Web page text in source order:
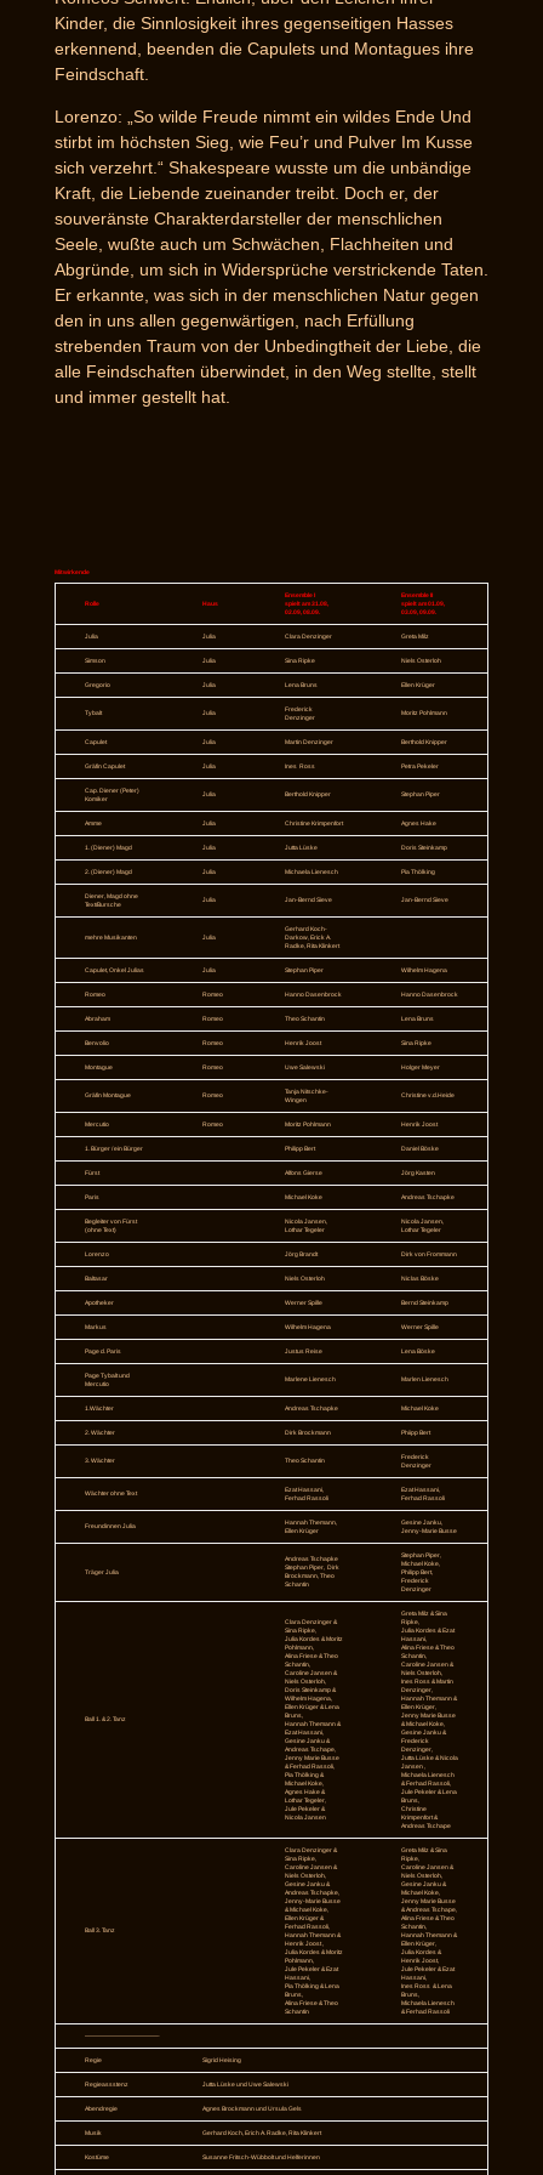
Kinder, die Sinnlosigkeit ihres gegenseitigen Hasses
erkennend, beenden die Capulets und Montagues ihre
Feindschaft.
Lorenzo: „So wilde Freude nimmt ein wildes Ende Und
stirbt im höchsten Sieg, wie Feu’r und Pulver Im Kusse
sich verzehrt.“ Shakespeare wusste um die unbändige
Kraft, die Liebende zueinander treibt. Doch er, der
souveränste Charakterdarsteller der menschlichen
Seele, wußte auch um Schwächen, Flachheiten und
Abgründe, um sich in Widersprüche verstrickende Taten.
Er erkannte, was sich in der menschlichen Natur gegen
den in uns allen gegenwärtigen, nach Erfüllung
strebenden Traum von der Unbedingtheit der Liebe, die
alle Feindschaften überwindet, in den Weg stellte, stellt
und immer gestellt hat.
Mitwirkende
Rolle Haus
Ensemble I
spielt am 31.08,
02.09, 08.09.
Ensemble II
spielt am 01.09,
03.09, 09.09.
Julia Julia Clara Denzinger Greta Milz
Simson Julia Sina Ripke Niels Osterloh
Gregorio Julia Lena Bruns Ellen Krüger
Tybalt Julia
Frederick
Denzinger
Moritz Pohlmann
Capulet Julia Martin Denzinger Berthold Knipper
Gräfin Capulet Julia Ines Ross Petra Pekeler
Cap. Diener (Peter)
Komiker
Julia Berthold Knipper Stephan Piper
Amme Julia Christine Krimpenfort Agnes Hake
1. (Diener) Magd Julia Jutta Lüske Doris Steinkamp
2. (Diener) Magd Julia Michaela Lienesch Pia Thölking
Diener, Magd ohne
Text/Bursche
Julia Jan-Bernd Sieve Jan-Bernd Sieve
mehre Musikanten Julia
Gerhard Koch-
Darkow, Erick A.
Radke, Rita Klinkert
Capulet, Onkel Julias Julia Stephan Piper Wilhelm Hagena
Romeo Romeo Hanno Dasenbrock Hanno Dasenbrock
Abraham Romeo Theo Schantin Lena Bruns
Benvolio Romeo Henrik Joost Sina Ripke
Montague Romeo Uwe Salewski Holger Meyer
Gräfin Montague Romeo
Tanja Nitschke-
Wingen
Christine v.d.Heide
Mercutio Romeo Moritz Pohlmann Henrik Joost
1. Bürger / ein Bürger Philipp Bert Daniel Böske
Fürst Alfons Gierse Jörg Kasten
Paris Michael Koke Andreas Tschapke
Begleiter von Fürst
(ohne Text)
Nicola Jansen,
Lothar Tegeler
Nicola Jansen,
Lothar Tegeler
Lorenzo Jörg Brandt Dirk von Frommann
Baltasar Niels Osterloh Niclas Böske
Apotheker Werner Spille Bernd Steinkamp
Markus Wilhelm Hagena Werner Spille
Page d. Paris Justus Reise Lena Böske
Page Tybalt und
Mercutio
Marlene Lienesch Marlen Lienesch
1.Wächter Andreas Tschapke Michael Koke
2. Wächter Dirk Brockmann Phiipp Bert
3. Wächter Theo Schantin
Frederick
Denzinger
Wächter ohne Text
Ezat Hassani,
Ferhad Rassoli
Ezat Hassani,
Ferhad Rassoli
Freundinnen Julia
Hannah Themann,
Ellen Krüger
Gesine Janku,
Jenny-Marie Busse
Träger Julia
Andreas Tschapke
Stephan Piper, Dirk
Brockmann, Theo
Schantin
Stephan Piper,
Michael Koke,
Philipp Bert,
Frederick
Denzinger
Ball 1. & 2. Tanz
Clara Denzinger &
Sina Ripke,
Julia Kordes & Moritz
Pohlmann,
Alina Friese & Theo
Schantin,
Caroline Jansen &
Niels Osterloh,
Doris Steinkamp &
Wilhelm Hagena,
Ellen Krüger & Lena
Bruns,
Hannah Themann &
Ezat Hassani,
Gesine Janku &
Andreas Tschape,
Jenny Marie Busse
& Ferhad Rassoli,
Pia Thölking &
Michael Koke,
Agnes Hake &
Lothar Tegeler,
Jule Pekeler &
Nicola Jansen
Greta Milz & Sina
Ripke,
Julia Kordes & Ezat
Hassani,
Alina Friese & Theo
Schantin,
Caroline Jansen &
Niels Osterloh,
Ines Ross & Martin
Denzinger,
Hannah Themann &
Ellen Krüger,
Jenny Marie Busse
& Michael Koke,
Gesine Janku &
Frederick
Denzinger,
Jutta Lüske & Nicola
Jansen ,
Michaela Lienesch
& Ferhad Rassoli,
Jule Pekeler & Lena
Bruns,
Christine
Krimpenfort &
Andreas Tschape
Ball 3. Tanz
Clara Denzinger &
Sina Ripke,
Caroline Jansen &
Niels Osterloh,
Gesine Janku &
Andreas Tschapke,
Jenny-Marie Busse
& Michael Koke,
Ellen Krüger &
Ferhad Rassoli,
Hannah Themann &
Henrik Joost ,
Julia Kordes & Moritz
Pohlmann,
Jule Pekeler & Ezat
Hassani,
Pia Thölking & Lena
Bruns,
Alina Friese & Theo
Schantin
Greta Milz & Sina
Ripke,
Caroline Jansen &
Niels Osterloh,
Gesine Janku &
Michael Koke,
Jenny Marie Busse
& Andreas Tschape,
Alina Friese & Theo
Schantin,
Hannah Themann &
Ellen Krüger,
Julia Kordes &
Henrik Joost,
Jule Pekeler & Ezat
Hassani,
Ines Ross & Lena
Bruns,
Michaela Lienesch
& Ferhad Rassoli
————————————-
Regie Sigrid Heising
Regieassstenz Jutta Lüske und Uwe Salewski
Abendregie Agnes Brockmann und Ursula Gels
Musik Gerhard Koch, Erich A. Radke, Rita Klinkert
Kostüme Susanne Fritsch-Wübbolt und Helferinnen